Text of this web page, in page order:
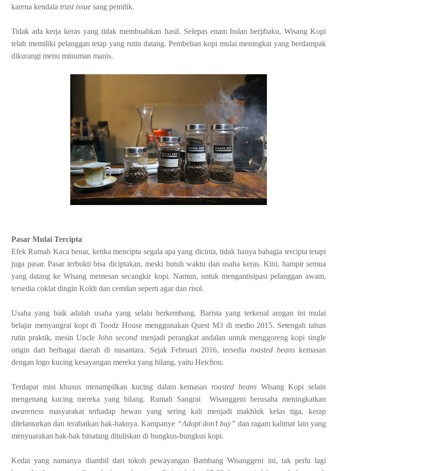
karena kendala trust issue sang pemilik.
Tidak ada kerja keras yang tidak membuahkan hasil. Selepas enam bulan berjibaku, Wisang Kopi
telah memiliki pelanggan tetap yang rutin datang. Pembelian kopi mulai meningkat yang berdampak
dikurangi menu minuman manis.
Pasar Mulai Tercipta
Efek Rumah Kaca benar, ketika mencipta segala apa yang dicinta, tidak hanya bahagia tercipta tetapi
juga pasar. Pasar terbukti bisa diciptakan, meski butuh waktu dan usaha keras. Kini, hampir semua
yang datang ke Wisang memesan secangkir kopi. Namun, untuk mengantisipasi pelanggan awam,
tersedia coklat dingin Koldi dan cemilan seperti agar dan risol.
Usaha yang baik adalah usaha yang selalu berkembang. Barista yang terkenal arogan ini mulai
belajar menyangrai kopi di Toodz House menggunakan Quest M3 di medio 2015. Setengah tahun
rutin praktik, mesin Uncle Johnsecond menjadi perangkat andalan untuk menggoreng kopi single
origin dari berbagai daerah di nusantara. Sejak Februari 2016, tersedia roasted beanskemasan
dengan logo kucing kesayangan mereka yang hilang, yaitu Heichou.
Terdapat misi khusus menampilkan kucing dalam kemasan roasted beansWisang Kopi selain
mengenang kucing mereka yang hilang. Rumah Sangrai Wisanggeni berusaha meningkatkan
awareness masyarakat terhadap hewan yang sering kali menjadi makhluk kelas tiga, kerap
ditelantarkan dan terabaikan hak-haknya. Kampanye “Adopt don’t buy” dan ragam kalimat lain yang
menyuarakan hak-hak binatang dituliskan di bungkus-bungkus kopi.
Kedai yang namanya diambil dari tokoh pewayangan Bambang Wisanggeni ini, tak perlu lagi